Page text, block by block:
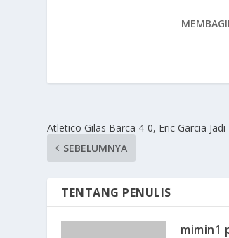
Atletico Gilas Barca 4-0, Eric Garcia
SEBELUMNYA
TENTANG PENULIS
mimin1